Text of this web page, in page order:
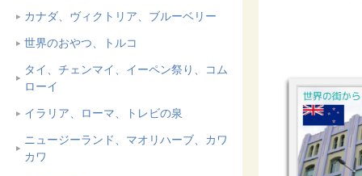
カナダ、ヴィクトリア、ブルーベリー
世界のおやつ、トルコ
タイ、チェンマイ、イーペン祭り、コム
ローイ
イラリア、ローマ、トレビの泉
ニュージーランド、マオリハーブ、カワ
カワ